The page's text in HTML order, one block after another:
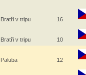
Bratři v tripu 16
Bratři v tripu 10
Paluba 12